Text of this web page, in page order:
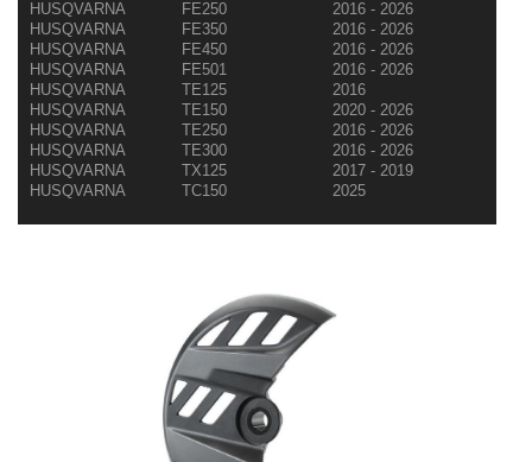
HUSQVARNA
FE250
2016 - 2026
HUSQVARNA
FE350
2016 - 2026
HUSQVARNA
FE450
2016 - 2026
HUSQVARNA
FE501
2016 - 2026
HUSQVARNA
TE125
2016
HUSQVARNA
TE150
2020 - 2026
HUSQVARNA
TE250
2016 - 2026
HUSQVARNA
TE300
2016 - 2026
HUSQVARNA
TX125
2017 - 2019
HUSQVARNA
TC150 2025